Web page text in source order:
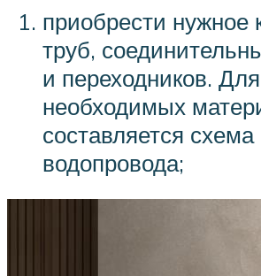
приобрести нужное
труб,
и переходников.
необходимых
составляется схема
водопровода;